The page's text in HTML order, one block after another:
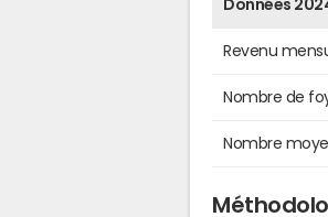
Données
Revenu
Nombre de
Nombre